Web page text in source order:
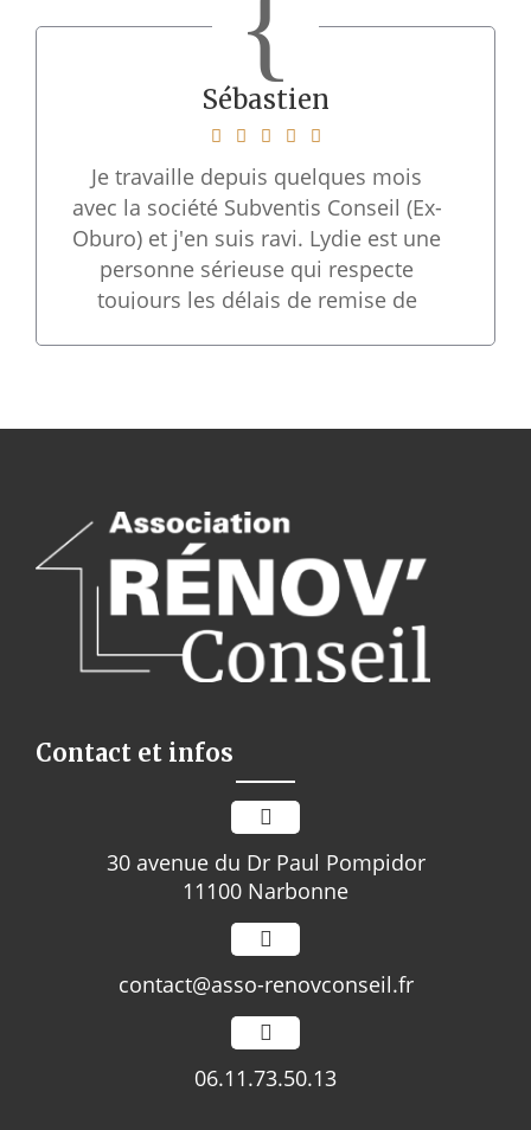
Sébastien
Je travaille depuis quelques mois
avec la société Subventis Conseil (Ex-
Oburo) et j'en suis ravi. Lydie est une
personne sérieuse qui respecte
toujours les délais de remise de
recommande pour tous vos travaux
Contact et infos
30 avenue du Dr Paul Pompidor
11100 Narbonne
contact@asso-renovconseil.fr
06.11.73.50.13